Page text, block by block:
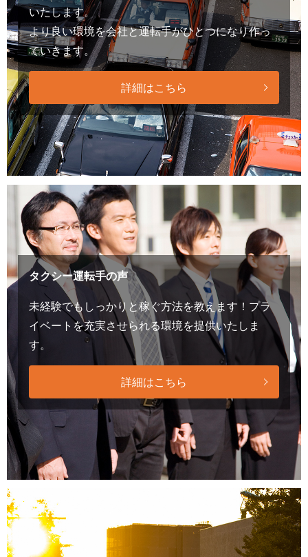
いたします。
より良い環境を会社と運転手がひとつになり作っ
ていきます。
詳細はこちら
タクシー運転手の声
未経験でもしっかりと稼ぐ方法を教えます！プラ
イベートを充実させられる環境を提供いたしま
す。
詳細はこちら